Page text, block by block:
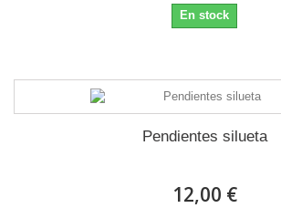
En stock
Pendientes silueta
12,00 €